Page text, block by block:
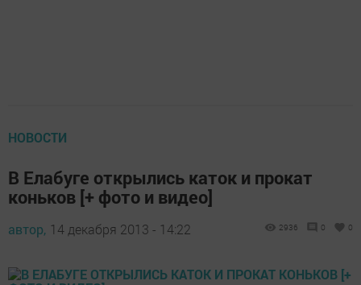
НОВОСТИ
В Елабуге открылись каток и прокат
коньков [+ фото и видео]
автор, 14 декабря 2013 - 14:22 2936 0 0